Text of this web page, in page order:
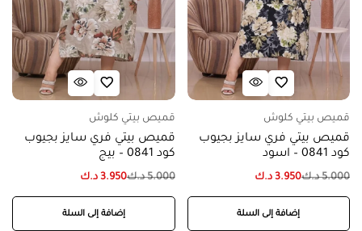
قميص بيتي كلوش
قميص بيتي فري سايز بجيوب
كود 0841 – اسود
5.000 د.ك3.950 د.ك
إضافة إلى السلة
قميص بيتي كلوش
قميص بيتي فري سايز بجيوب
كود 0841 – بيج
5.000 د.ك3.950 د.ك
إضافة إلى السلة